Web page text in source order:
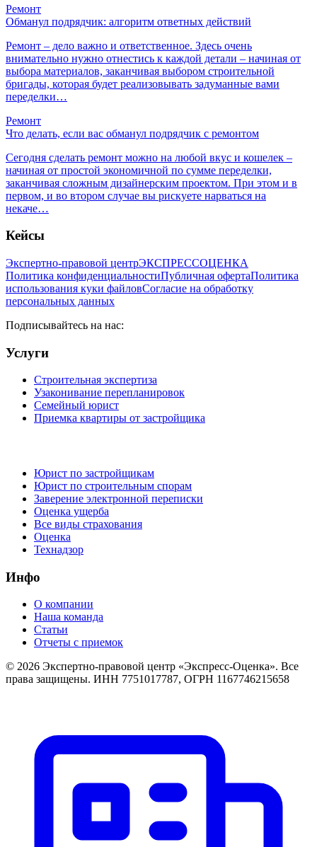
Ремонт
Обманул подрядчик: алгоритм ответных действий
Ремонт – дело важно и ответственное. Здесь очень
внимательно нужно отнестись к каждой детали – начиная от
выбора материалов, заканчивая выбором строительной
бригады, которая будет реализовывать задуманные вами
переделки…
Ремонт
Что делать, если вас обманул подрядчик с ремонтом
Сегодня сделать ремонт можно на любой вкус и кошелек –
начиная от простой экономичной по сумме переделки,
заканчивая сложным дизайнерским проектом. При этом и в
первом, и во втором случае вы рискуете нарваться на
некаче…
Кейсы
Экспертно-правовой центрЭКСПРЕССОЦЕНКА
Политика конфиденциальностиПубличная офертаПолитика
использования куки файловСогласие на обработку
персональных данных
Подписывайтесь на нас:
Услуги
Строительная экспертиза
Узаконивание перепланировок
Семейный юрист
Приемка квартиры от застройщика
Юрист по застройщикам
Юрист по строительным спорам
Заверение электронной переписки
Оценка ущерба
Все виды страхования
Оценка
Технадзор
Инфо
О компании
Наша команда
Статьи
Отчеты с приемок
© 2026 Экспертно-правовой центр «Экспресс-Оценка». Все
права защищены. ИНН 7751017787, ОГРН 1167746215658